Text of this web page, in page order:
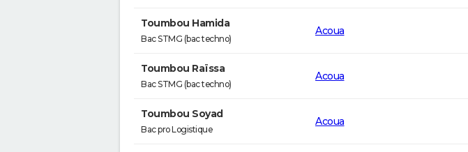
Toumbou Hamida
Bac STMG (bac techno)
Acoua
Toumbou Raïssa
Bac STMG (bac techno)
Acoua
Toumbou Soyad
Bac pro Logistique
Acoua